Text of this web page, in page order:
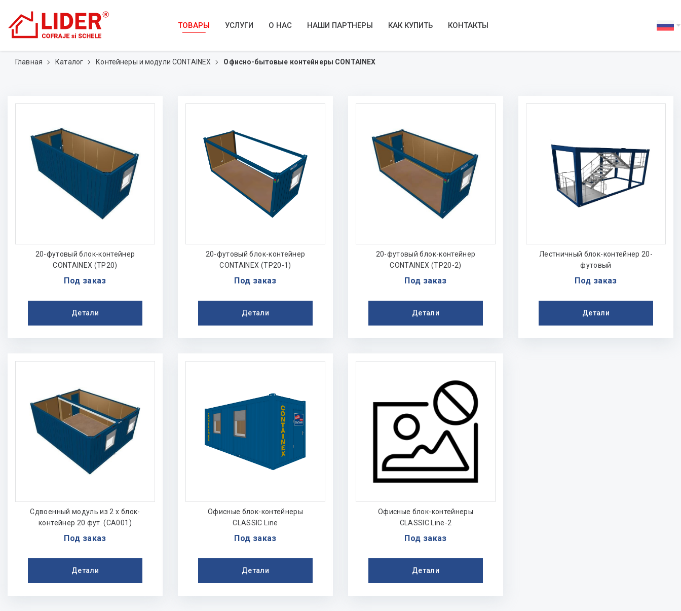
ТОВАРЫ УСЛУГИ О НАС НАШИ ПАРТНЕРЫ КАК КУПИТЬ КОНТАКТЫ
Главная Каталог Контейнеры и модули CONTAINEX Офисно-бытовые контейнеры CONTAINEX
20-футовый блок-контейнер
CONTAINEX (TP20)
Под заказ
Детали
20-футовый блок-контейнер
CONTAINEX (TP20-1)​
Под заказ
Детали
20-футовый блок-контейнер
CONTAINEX (TP20-2)​
Под заказ
Детали
Лестничный блок-контейнер 20-
футовый
Под заказ
Детали
Сдвоенный модуль из 2 х блок-
контейнер 20 фут. (CA001)
Под заказ
Детали
Офисные блок-контейнеры
CLASSIC Line
Под заказ
Детали
Офисные блок-контейнеры
CLASSIC Line-2
Под заказ
Детали